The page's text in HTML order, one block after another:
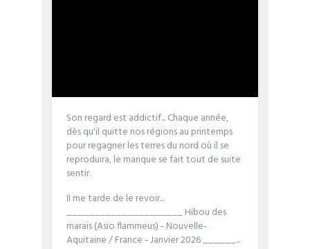
Son regard est addictif... Chaque année,
dès qu'il quitte nos régions au printemps
pour regagner les terres du nord où il se
reproduira, le manque se fait tout de suite
sentir.
Il me tarde de le revoir...
_____________________Hibou des
marais (Asio flammeus) - Nouvelle-
Aquitaine / France - Janvier 2026______...